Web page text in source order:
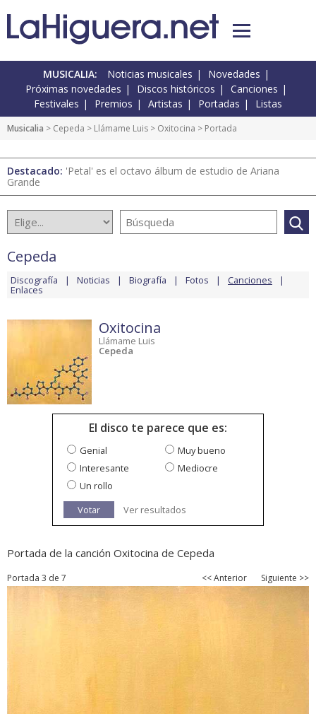
MUSICALIA: Noticias musicales
Novedades
Próximas novedades
Discos históricos
Canciones
Festivales
Premios Artistas Portadas Listas
Musicalia > Cepeda > Llámame Luis > Oxitocina > Portada
Destacado: 'Petal' es el octavo álbum de estudio de Ariana
Grande
Cepeda
Discografía Noticias Biografía Fotos Canciones
Enlaces
Oxitocina
Llámame Luis
Cepeda
El disco te parece que es:
Genial
Muy bueno
Interesante
Mediocre
Un rollo
Votar
Ver resultados
Portada de la canción Oxitocina de Cepeda
Portada 3 de 7 << Anterior Siguiente >>